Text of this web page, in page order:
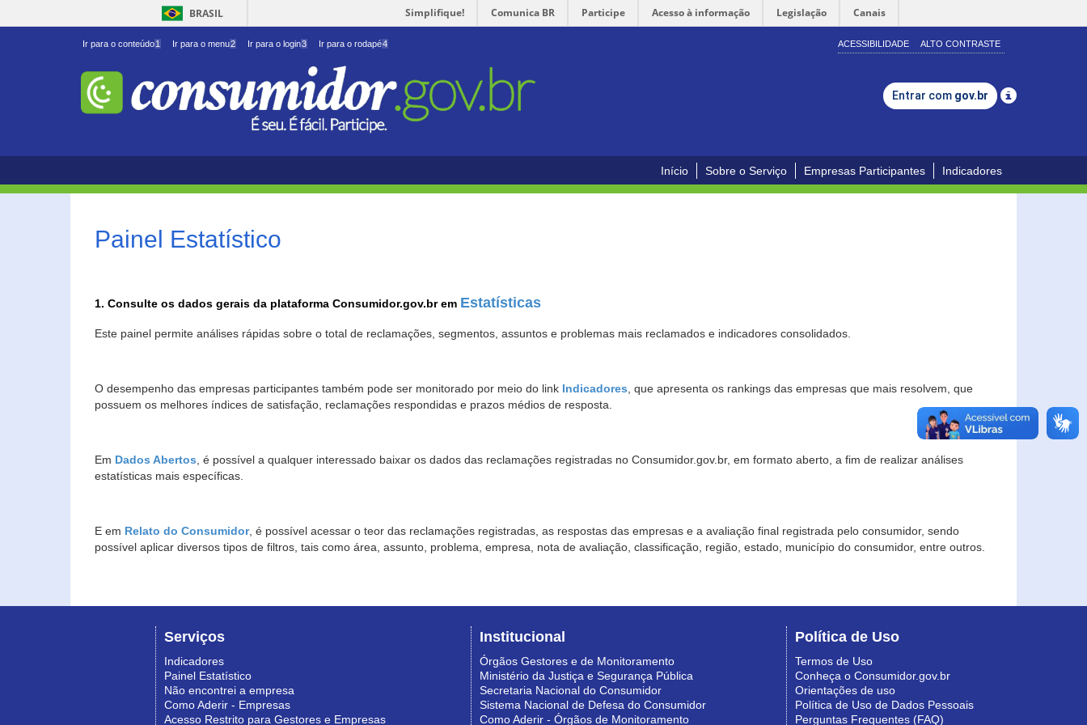
BRASIL Simplifique! Comunica BR Participe Acesso à informação Legislação Canais
Ir para o conteúdo1 Ir para o menu2 Ir para o login3 Ir para o rodapé4 ACESSIBILIDADE ALTO CONTRASTE
Entrar com gov.br
Início Sobre o Serviço Empresas Participantes Indicadores
Painel Estatístico
1. Consulte os dados gerais da plataforma Consumidor.gov.br em Estatísticas
Este painel permite análises rápidas sobre o total de reclamações, segmentos, assuntos e problemas mais reclamados e indicadores consolidados.
O desempenho das empresas participantes também pode ser monitorado por meio do link Indicadores, que apresenta os rankings das empresas que mais resolvem, que
possuem os melhores índices de satisfação, reclamações respondidas e prazos médios de resposta.
Em Dados Abertos, é possível a qualquer interessado baixar os dados das reclamações registradas no Consumidor.gov.br, em formato aberto, a fim de realizar análises
estatísticas mais específicas.
E em Relato do Consumidor, é possível acessar o teor das reclamações registradas, as respostas das empresas e a avaliação final registrada pelo consumidor, sendo
possível aplicar diversos tipos de filtros, tais como área, assunto, problema, empresa, nota de avaliação, classificação, região, estado, município do consumidor, entre outros.
Serviços
Indicadores
Painel Estatístico
Não encontrei a empresa
Como Aderir - Empresas
Acesso Restrito para Gestores e Empresas
Institucional
Órgãos Gestores e de Monitoramento
Ministério da Justiça e Segurança Pública
Secretaria Nacional do Consumidor
Sistema Nacional de Defesa do Consumidor
Como Aderir - Órgãos de Monitoramento
Política de Uso
Termos de Uso
Conheça o Consumidor.gov.br
Orientações de uso
Política de Uso de Dados Pessoais
Perguntas Frequentes (FAQ)